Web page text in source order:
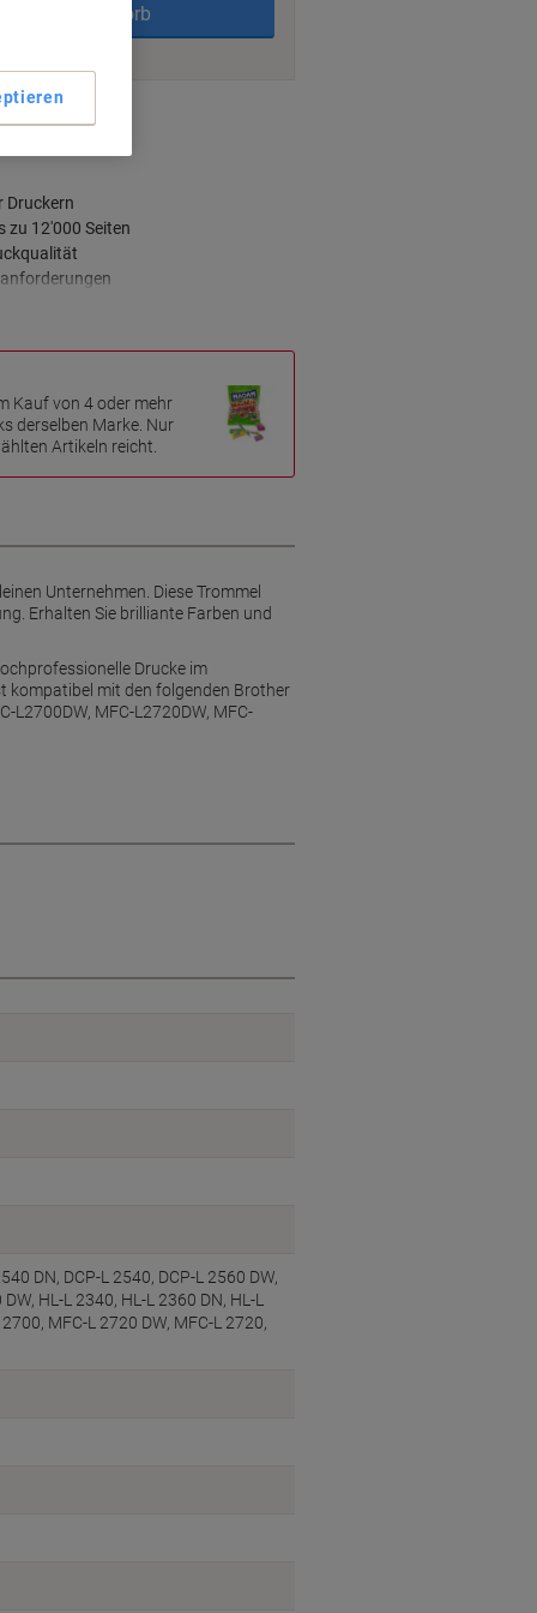
In den Warenkorb
Druckern
zu 12'000 Seiten
Kauf von 4 oder mehr
derselben Marke. Nur
Artikeln reicht.
Unternehmen. Diese Trommel
Erhalten Sie brilliante Farben und
Drucke im
kompatibel mit den folgenden Brother
L2700DW, MFC-L2720DW, MFC-
DN, DCP-L 2540, DCP-L 2560 DW,
HL-L 2340, HL-L 2360 DN, HL-L
MFC-L 2720 DW, MFC-L 2720,